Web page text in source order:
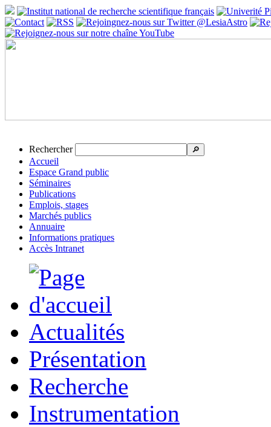
Rechercher 🔎
Accueil
Espace Grand public
Séminaires
Publications
Emplois, stages
Marchés publics
Annuaire
Informations pratiques
Accès Intranet
Actualités
Présentation
Recherche
Instrumentation